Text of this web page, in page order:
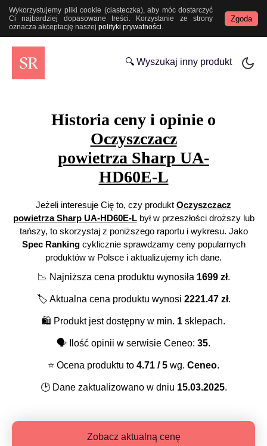
Wykorzystujemy pliki cookie (ciasteczka), aby móc dostarczyć
Ci najbardziej dopasowane treści. Korzystanie ze strony
oznacza akceptację naszej polityki prywatności.
Zgoda
🔍 Wyszukaj inny produkt
Historia ceny i opinie o
Oczyszczacz
powietrza Sharp UA-
HD60E-L
Jeżeli interesuje Cię to, czy produkt Oczyszczacz
powietrza Sharp UA-HD60E-Lbył w przeszłości droższy lub
tańszy, to skorzystaj z poniższego raportu i wykresu. Jako
Spec Rankingcyklicznie sprawdzamy ceny popularnych
produktów w Polsce i aktualizujemy ich dane.
📉 Najniższa cena produktu wynosiła 1699zł.
🏷️ Aktualna cena produktu wynosi 2221.47zł.
🛍️ Produkt jest dostępny w min. 1 sklepach.
🗣️ Ilość opinii w serwisie Ceneo: 35.
⭐️ Ocena produktu to 4.71 / 5 wg. Ceneo.
🕑Dane zaktualizowano w dniu 15.03.2025.
Zobacz aktualną cenę